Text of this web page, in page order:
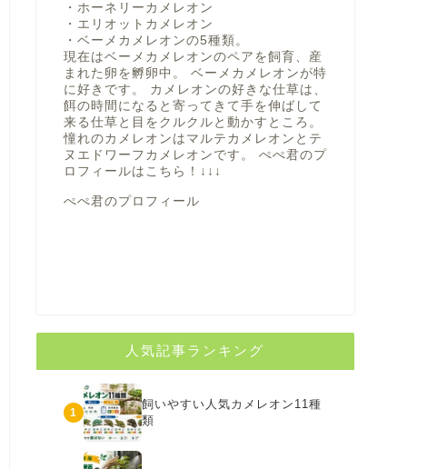
・ホーネリーカメレオン
・エリオットカメレオン
・ベーメカメレオンの5種類。
現在はベーメカメレオンのペアを飼育、産
まれた卵を孵卵中。 ベーメカメレオンが特
に好きです。 カメレオンの好きな仕草は、
餌の時間になると寄ってきて手を伸ばして
来る仕草と目をクルクルと動かすところ。
憧れのカメレオンはマルテカメレオンとテ
ヌエドワーフカメレオンです。 ぺぺ君のプ
ロフィールは こちら！ ↓↓↓
ぺぺ君のプロフィール
人気記事ランキング
1
飼いやすい人気カメレオン11種
類